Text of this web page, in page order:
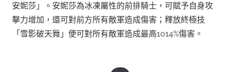
安妮莎」。安妮莎為冰凍屬性的前排騎士，可賦予自身攻
擊力增加，還可對前方所有敵軍造成傷害；釋放終極技
「雪影破天舞」便可對所有敵軍造成最高1014%傷害。